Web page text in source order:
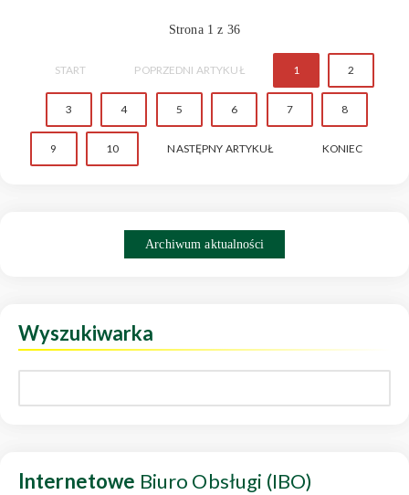
Strona 1 z 36
START POPRZEDNI ARTYKUŁ 1 2
3 4 5 6 7 8
9 10 NASTĘPNY ARTYKUŁ KONIEC
Archiwum aktualności
Wyszukiwarka
Internetowe Biuro Obsługi (IBO)